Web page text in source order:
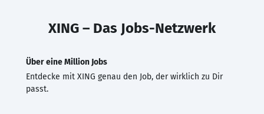
XING – Das Jobs-Netzwerk
Über eine Million Jobs
Entdecke mit XING genau den Job, der wirklich zu Dir
passt.